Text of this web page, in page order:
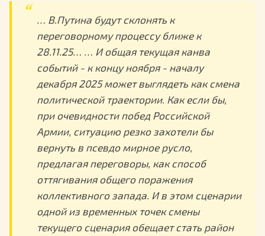
… В.Путина будут склонять к
переговорному процессу ближе к
28.11.25… … И общая текущая канва
событий - к концу ноября - началу
декабря 2025 может выглядеть как смена
политической траектории. Как если бы,
при очевидности побед Российской
Армии, ситуацию резко захотели бы
вернуть в псевдо мирное русло,
предлагая переговоры, как способ
оттягивания общего поражения
коллективного запада. И в этом сценарии
одной из временных точек смены
текущего сценария обещает стать район